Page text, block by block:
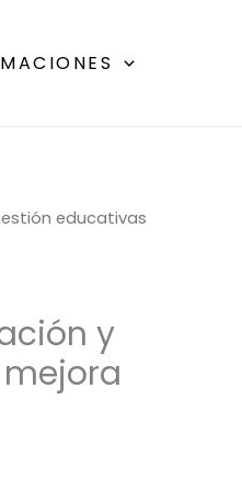
educativas
y